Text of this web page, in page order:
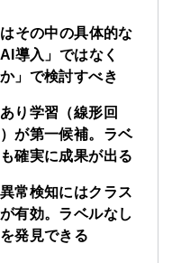
その中の具体的な
導入」ではなく
」で検討すべき
り学習（線形回
が第一候補。ラベ
確実に成果が出る
常検知にはクラス
有効。ラベルなし
発見できる